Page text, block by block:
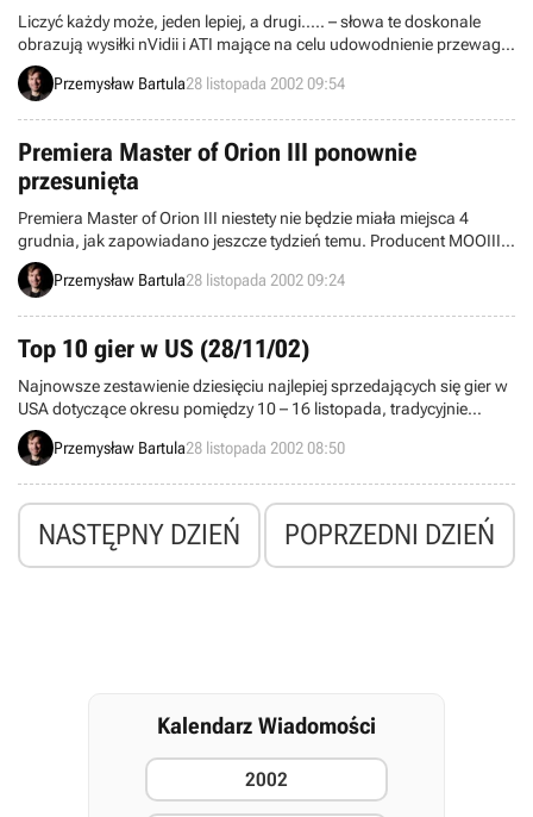
Liczyć każdy może, jeden lepiej, a drugi..... – słowa te doskonale
obrazują wysiłki nVidii i ATI mające na celu udowodnienie przewagi
ich produktu, tj. Radeona 9700 PRO i Geforce’a FX (NV30). Zaczęło
się od tego, że nVidia oficjalnie podała, iż przepustowość GPU
się sprytnym rachunkiem.
Przemysław Bartula28 listopada 2002 09:54
Premiera Master of Orion III ponownie
przesunięta
Premiera Master of Orion III niestety nie będzie miała miejsca 4
grudnia, jak zapowiadano jeszcze tydzień temu. Producent MOOIII,
pan Constantine Hantzopoulos, oświadczył w wywiadzie dla
serwisu GameSpot, iż wydanie gry przesunie się w czasie, ponieważ
niemniej jednak stwierdził, iż Master of Orion III powinien znaleźć się
w sklepach przed tegorocznymi świętami. Naturalnie zawsze istnieje
prawdopodobieństwo, że zobaczymy Master of Orion III dopiero w
przyszłym roku.
Przemysław Bartula28 listopada 2002 09:24
Top 10 gier w US (28/11/02)
Najnowsze zestawienie dziesięciu najlepiej sprzedających się gier w
USA dotyczące okresu pomiędzy 10 – 16 listopada, tradycyjnie
przywitało nas pierwszym miejscem zajmowanym przez najnowszy
dodatek do symulacji ludzkiego życia „The Sims: Unleashed”. Na
miejscu udanie zadebiutował „Harry Potter & Chamber of Secrets”.
Przemysław Bartula28 listopada 2002 08:50
NASTĘPNY DZIEŃ POPRZEDNI DZIEŃ
Kalendarz Wiadomości
2002